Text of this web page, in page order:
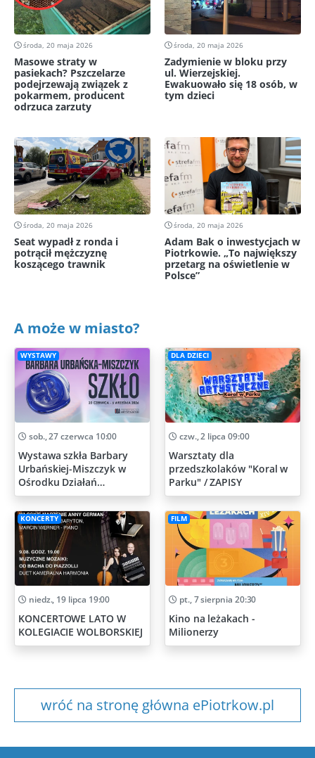
środa, 20 maja 2026
Masowe straty w
pasiekach? Pszczelarze
podejrzewają związek z
pokarmem, producent
odrzuca zarzuty
środa, 20 maja 2026
Zadymienie w bloku przy
ul. Wierzejskiej.
Ewakuowało się 18 osób, w
tym dzieci
środa, 20 maja 2026
Seat wypadł z ronda i
potrącił mężczyznę
koszącego trawnik
środa, 20 maja 2026
Adam Bak o inwestycjach w
Piotrkowie. „To największy
przetarg na oświetlenie w
Polsce”
A może w miasto?
WYSTAWY
sob., 27 czerwca 10:00
Wystawa szkła Barbary
Urbańskiej-Miszczyk w
Ośrodku Działań
Artystycznych
DLA DZIECI
czw., 2 lipca 09:00
Warsztaty dla
przedszkolaków "Koral w
Parku" / ZAPISY
KONCERTY
niedz., 19 lipca 19:00
KONCERTOWE LATO W
KOLEGIACIE WOLBORSKIEJ
FILM
pt., 7 sierpnia 20:30
Kino na leżakach -
Milionerzy
wróć na stronę główna ePiotrkow.pl